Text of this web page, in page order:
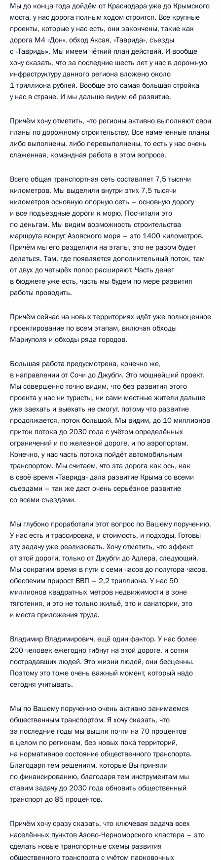
Мы до конца года дойдём от Краснодара уже до Крымского
моста, у нас дорога полным ходом строится. Все крупные
проекты, которые у нас есть, они закончены, такие как
дорога М4 «Дон», обход Аксая, «Таврида», съезды
с «Тавриды». Мы имеем чёткий план действий. И вообще
хочу сказать, что за последние шесть лет у нас в дорожную
инфраструктуру данного региона вложено около
1 триллиона рублей. Вообще это самая большая стройка
у нас в стране. И мы дальше видим её развитие.
Причём хочу отметить, что регионы активно выполняют свои
планы по дорожному строительству. Все намеченные планы
либо выполнены, либо перевыполнены, то есть у нас очень
слаженная, командная работа в этом вопросе.
Всего общая транспортная сеть составляет 7,5 тысячи
километров. Мы выделили внутри этих 7,5 тысячи
километров основную опорную сеть – основную дорогу
и все подъездные дороги к морю. Посчитали это
по деньгам. Мы видим возможность строительства
маршрута вокруг Азовского моря – это 1400 километров.
Причём мы его разделили на этапы, это не разом будет
делаться. Там, где появляется дополнительный поток, там
от двух до четырёх полос расширяют. Часть денег
в бюджете уже есть, часть мы будем по мере развития
работы проводить.
Причём сейчас на новых территориях идёт уже полноценное
проектирование по всем этапам, включая обходы
Мариуполя и обходы ряда городов.
Большая работа предусмотрена, конечно же,
в направлении от Сочи до Джубги. Это мощнейший проект.
Мы совершенно точно видим, что без развития этого
проекта у нас ни туристы, ни сами местные жители дальше
уже заехать и выехать не смогут, потому что развитие
продолжается, поток большой. Мы видим, до 10 миллионов
приток потока до 2030 года с учётом определённых
ограничений и по железной дороге, и по аэропортам.
Конечно, у нас часть потока пойдёт автомобильным
транспортом. Мы считаем, что эта дорога как ось, как
в своё время «Таврида» дала развитие Крыма со всеми
съездами – так же даст очень серьёзное развитие
со всеми съездами.
Мы глубоко проработали этот вопрос по Вашему поручению.
У нас есть и трассировка, и стоимость, и подходы. Готовы
эту задачу уже реализовать. Хочу отметить, что эффект
от этой дороги, только от Джубги до Адлера, следующий.
Мы сократим время в пути с семи часов до полутора часов,
обеспечим прирост ВВП – 2,2 триллиона. У нас 50
миллионов квадратных метров недвижимости в зоне
тяготения, и это не только жильё, это и санатории, это
и места приложения труда.
Владимир Владимирович, ещё один фактор. У нас более
200 человек ежегодно гибнут на этой дороге, и сотни
пострадавших людей. Это жизни людей, они бесценны.
Поэтому это тоже очень важный момент, который надо
сегодня учитывать.
Мы по Вашему поручению очень активно занимаемся
общественным транспортом. Я хочу сказать, что
за последние годы мы вышли почти на 70 процентов
в целом по регионам, без новых пока территорий,
на нормативное состояние общественного транспорта.
Благодаря тем решениям, которые Вы приняли
по финансированию, благодаря тем инструментам мы
ставим задачу до 2030 года обновить общественный
транспорт до 85 процентов.
Причём хочу сразу сказать, что ключевая задача всех
населённых пунктов Азово-Черноморского кластера – это
сделать новые транспортные схемы развития
общественного транспорта с учётом парковочных